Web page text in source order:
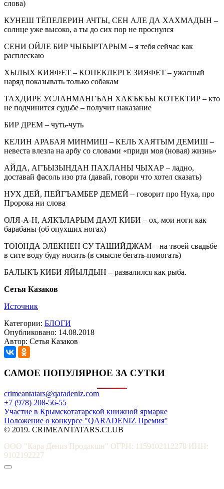
слова)
КУНЕШ ТЁПЕЛЕРИН АЧТЫ, СЕН АЛЕ ДА ХАХМАДЫН –
солнце уже высоко, а ты до сих пор не проснулся
СЕНИ ОЙЛЕ БИР ЧЫБЫРТАРЫМ – я тебя сейчас как
расплескаю
ХЫЛЫХ КИЯФЕТ – КОПЕКЛЕРГЕ ЗИЯФЕТ – ужасный
наряд показывать только собакам
ТАХДИРЕ УСЛАНМАНГЪАН ХАКЪКЪЫ КОТЕКТИР – кто
не подчинится судьбе – получит наказание
БИР ДРЕМ – чуть-чуть
КЕЛИН АРАБАЯ МИНМИШ – КЕЛЬ ХАЯТЫМ ДЕМИШ –
невеста влезла на арбу со словами «приди моя (новая) жизнь»
АЙДА, АГЪЫЗЫНДАН ПАХЛАНЫ ЧЫХАР – ладно,
доставай фасоль изо рта (давай, говори что хотел сказать)
НУХ ДЕЙ, ПЕЙГЪАМБЕР ДЕМЕЙ – говорит про Нуха, про
Пророка ни слова
ОЛЯ-А-Н, АЯКЪЛАРЫМ ДАУЛ КИБИ – ох, мои ноги как
барабаны (об опухших ногах)
ТОЮНДА ЭЛЕКНЕН СУ ТАШИЙДЖАМ – на твоей свадьбе
в сите воду буду носить (в смысле бегать-помогать)
БАЛЫКЪ КИБИ ЯЙЫЛДЫН – развалился как рыба.
Сетья Казаков
Источник
Категории: БЛОГИ
Опубликовано: 14.08.2018
Автор: Сетья Казаков
САМОЕ ПОПУЛЯРНОЕ ЗА СУТКИ
crimeantatars@qaradeniz.com
+7 (978) 208-56-55
Участие в Крымскотатарской книжной ярмарке
Положение о конкурсе "QARADENIZ Премия"
© 2019. CRIMEANTATARS.CLUB
ООО "Кара Дениз Продакшн" ОГРН: 1159102112278 ИНН:
9102192227